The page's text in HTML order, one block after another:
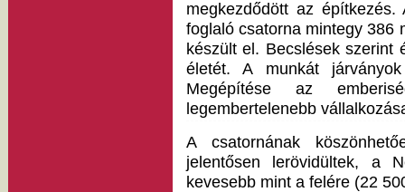
megkezdődött az
foglaló csatorna mintegy 386
készült el. Becslések szerint
életét. A munkát
Megépítése az
legembertelenebb
A csatornának
jelentősen lerövidültek, a
kevesebb mint a felére (22